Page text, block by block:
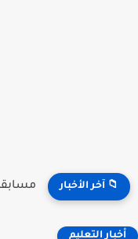
📁 آخر الأخبار
التعليم